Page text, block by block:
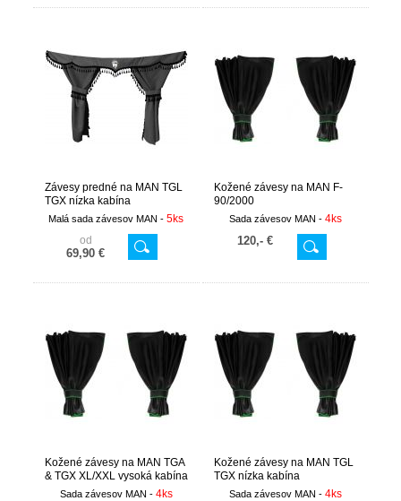
Závesy predné na MAN TGL
TGX nízka kabína
Malá sada závesov MAN - 5ks
od
69,90 €
Kožené závesy na MAN F-
90/2000
Sada závesov MAN - 4ks
120,- €
Kožené závesy na MAN TGA
& TGX XL/XXL vysoká kabína
Sada závesov MAN - 4ks
Kožené závesy na MAN TGL
TGX nízka kabína
Sada závesov MAN - 4ks